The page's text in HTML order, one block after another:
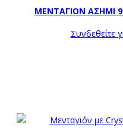
ΜΕΝΤΑΓΙΌΝ ΑΣΉΜΙ
Συνδεθείτε